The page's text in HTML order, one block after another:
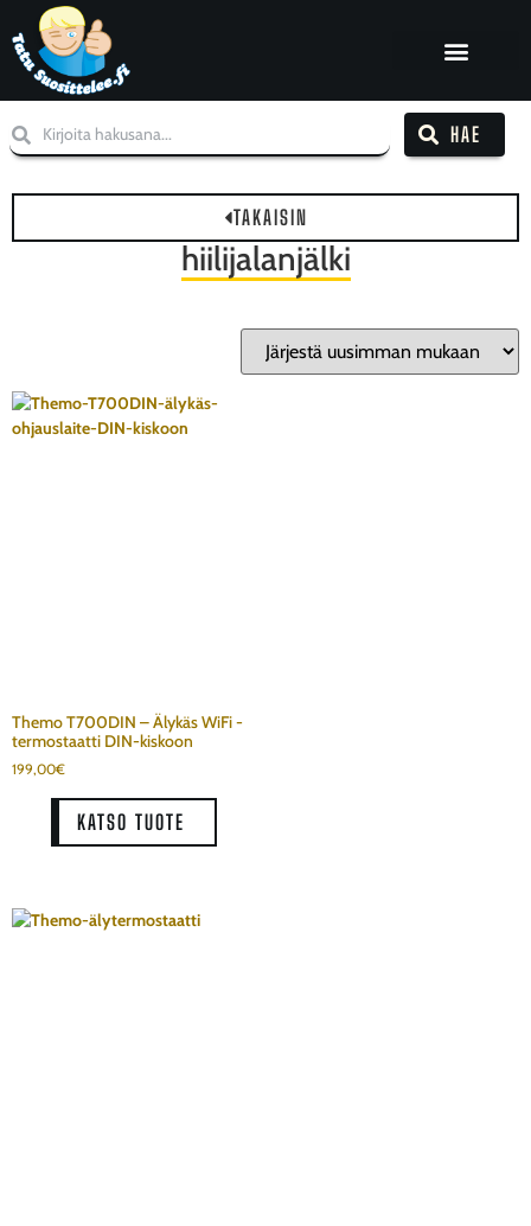
HAE
TAKAISIN
hiilijalanjälki
Themo T700DIN – Älykäs WiFi -
termostaatti DIN-kiskoon
199,00€
KATSO TUOTE